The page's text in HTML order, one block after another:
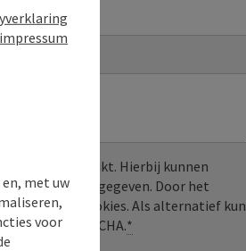
gebruikt. Hierbij kunnen
worden doorgegeven. Door het
benodigde cookies. Als alternatief kun
reCAPTCHA.*
impressum
met uw
voor